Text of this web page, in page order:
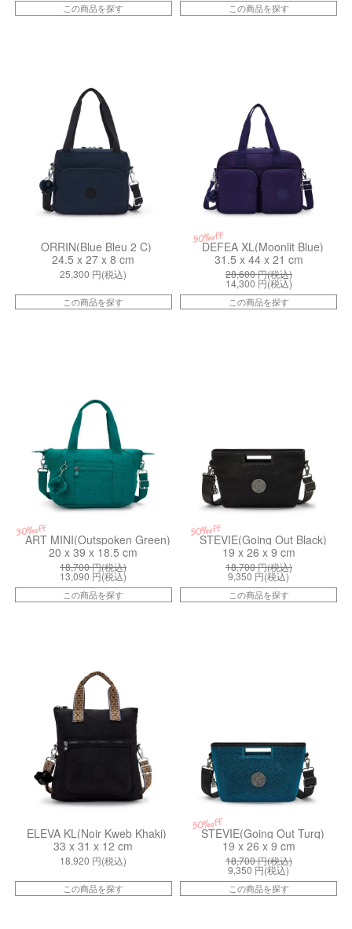
この商品を探す この商品を探す
ORRIN(Blue Bleu 2 C)
24.5 x 27 x 8 cm
25,300 円(税込)
この商品を探す
50%off
DEFEA XL(Moonlit Blue)
31.5 x 44 x 21 cm
28,600円(税込)
14,300 円(税込)
この商品を探す
30%off
ART MINI(Outspoken Green)
20 x 39 x 18.5 cm
18,700円(税込)
13,090 円(税込)
この商品を探す
50%off
STEVIE(Going Out Black)
19 x 26 x 9 cm
18,700円(税込)
9,350 円(税込)
この商品を探す
ELEVA KL(Noir Kweb Khaki)
33 x 31 x 12 cm
18,920 円(税込)
この商品を探す
50%off
STEVIE(Going Out Turq)
19 x 26 x 9 cm
18,700円(税込)
9,350 円(税込)
この商品を探す